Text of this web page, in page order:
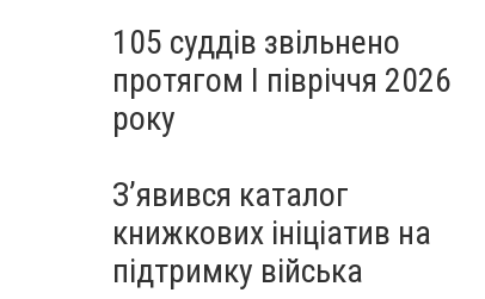
105 суддів звільнено
протягом I півріччя 2026
року
З’явився каталог
книжкових ініціатив на
підтримку війська